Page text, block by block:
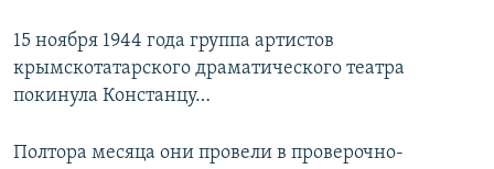
15 ноября 1944 года группа артистов
крымскотатарского драматического театра
покинула Констанцу…
Полтора месяца они провели в проверочно-